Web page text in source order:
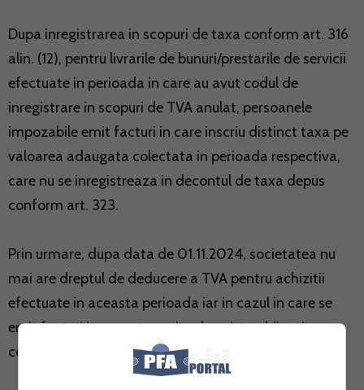
Dupa inregistrarea in scopuri de taxa conform art. 316
alin. (12), pentru livrarile de bunuri/prestarile de servicii
efectuate in perioada in care au avut codul de
inregistrare in scopuri de TVA anulat, persoanele
impozabile emit facturi in care inscriu distinct taxa pe
valoarea adaugata colectata in perioada respectiva,
care nu se inregistreaza in decontul de taxa depus
conform art. 323.
Prin urmare, dupa data de 01.11.2024, societatea nu
mai are dreptul de deducere a TVA pentru achizitii
efectuate in aceasta perioada iar in cazul in care se
emit facturi in aceasta perioada exista obligatia
colectarii TVA si depunerea declaratiei 311.